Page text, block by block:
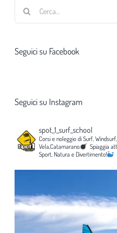
Seguici su Facebook
Seguici su Instagram
spot_1_surf_school
Corsi e noleggio di Surf,
Vela,Catamarano.
Spiaggia
Sport, Natura e Divertimento!